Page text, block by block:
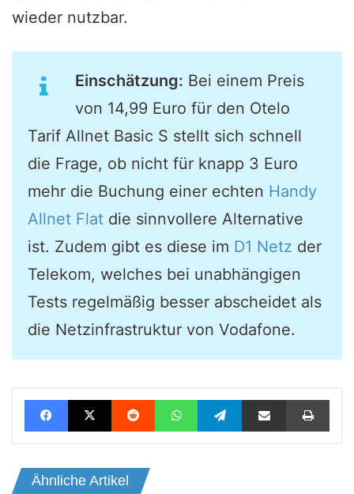
wieder nutzbar.
Einschätzung: Bei einem Preis
von 14,99 Euro für den Otelo
Tarif Allnet Basic S stellt sich schnell
die Frage, ob nicht für knapp 3 Euro
mehr die Buchung einer echten Handy
Allnet Flat die sinnvollere Alternative
ist. Zudem gibt es diese im D1 Netz der
Telekom, welches bei unabhängigen
Tests regelmäßig besser abscheidet als
die Netzinfrastruktur von Vodafone.
Facebook X Reddit WhatsApp Telegram Teile per E-Mail
Ähnliche Artikel